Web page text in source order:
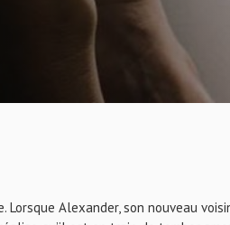
Alexander, son nouveau